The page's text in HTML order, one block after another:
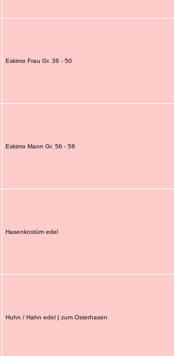
Eskimo Frau Gr. 36 - 50
Eskimo Mann Gr. 56 - 58
Hasenkostüm edel
Huhn / Hahn edel | zum Osterhasen